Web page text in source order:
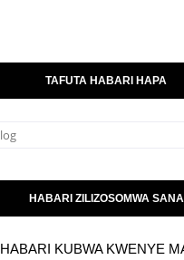
TAFUTA HABARI HAPA
HABARI ZILIZOSOMWA SANA
HABARI KUBWA KWENYE